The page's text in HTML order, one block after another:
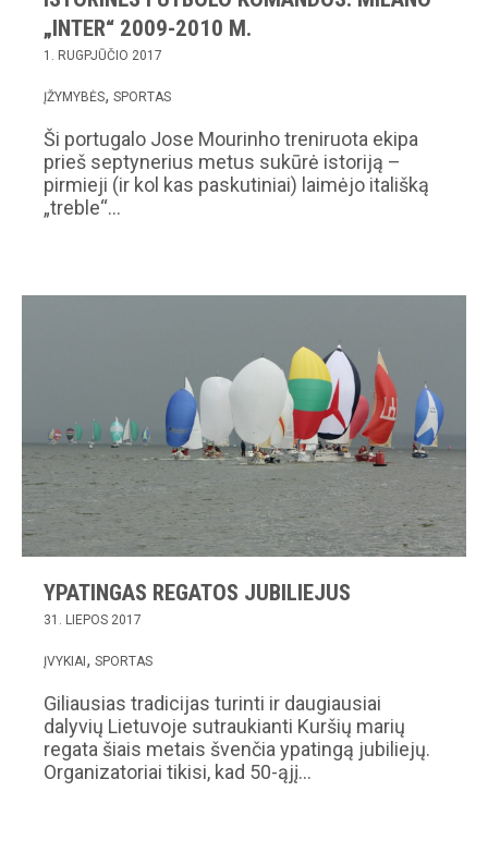
„INTER“ 2009-2010 M.
1. RUGPJŪČIO 2017
ĮŽYMYBĖS SPORTAS
Ši portugalo Jose Mourinho treniruota ekipa
prieš septynerius metus sukūrė istoriją –
pirmieji (ir kol kas paskutiniai) laimėjo itališką
„treble“…
YPATINGAS REGATOS JUBILIEJUS
31. LIEPOS 2017
ĮVYKIAI SPORTAS
Giliausias tradicijas turinti ir daugiausiai
dalyvių Lietuvoje sutraukianti Kuršių marių
regata šiais metais švenčia ypatingą jubiliejų.
Organizatoriai tikisi, kad 50-ąjį…